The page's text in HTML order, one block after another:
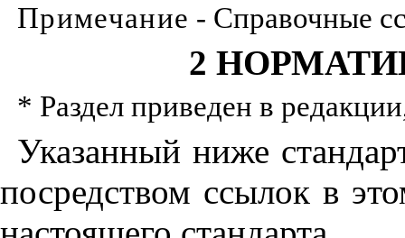
Примечание - Справочные
2
* Раздел приведен в редакции
Указанный ниже
посредством ссылок в